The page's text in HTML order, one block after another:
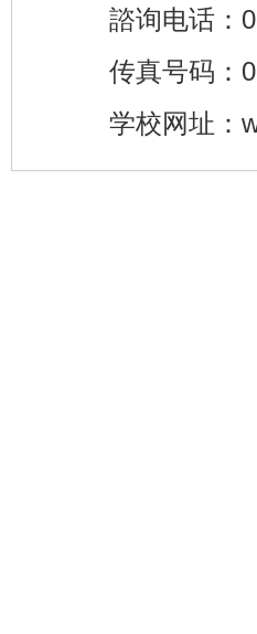
諮询电话：
传真号码：
学校网址：